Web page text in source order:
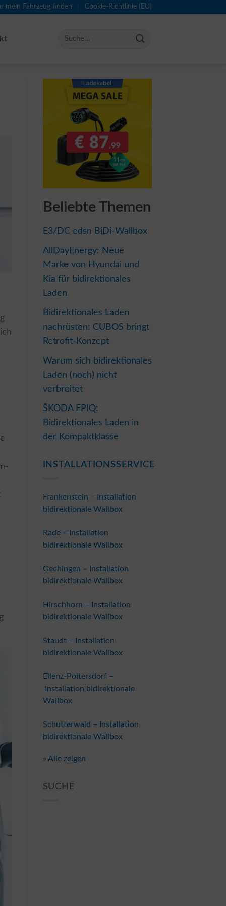
mein Fahrzeug finden Cookie-Richtlinie (EU)
Beliebte Themen
E3/DC edsn BiDi-Wallbox
AllDayEnergy: Neue
Marke von Hyundai und
Kia für bidirektionales
Laden
Bidirektionales Laden
nachrüsten: CUBOS bringt
Retrofit-Konzept
Warum sich bidirektionales
Laden (noch) nicht
verbreitet
ŠKODA EPIQ:
Bidirektionales Laden in
der Kompaktklasse
INSTALLATIONSSERVICE
Frankenstein – Installation
bidirektionale Wallbox
Rade – Installation
bidirektionale Wallbox
Gechingen – Installation
bidirektionale Wallbox
Hirschhorn – Installation
bidirektionale Wallbox
Staudt – Installation
bidirektionale Wallbox
Ellenz-Poltersdorf –
Installation bidirektionale
Wallbox
Schutterwald – Installation
bidirektionale Wallbox
» Alle zeigen
SUCHE